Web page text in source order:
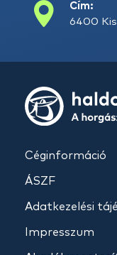
Cím:
6400
Céginformáció
ÁSZF
Adatkezelési
Impresszum